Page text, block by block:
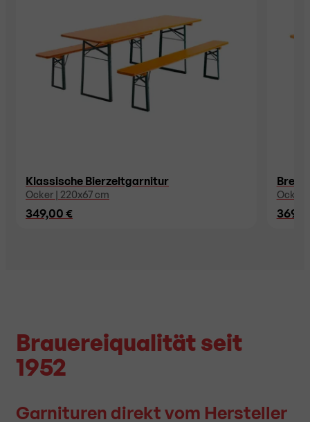
Klassische Bierzeltgarnitur
Ocker | 220x67 cm
349,00 €
Ocker
Brauereiqualität seit
1952
Garnituren direkt vom Hersteller